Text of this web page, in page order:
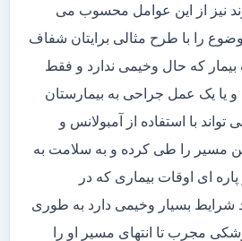
نیز از این عوامل محسوب می
را با طرح مثالی برایتان شفاف
که حال وخیمی ندارد و فقط
و یا یک عمل جراحی به بیمارستان
تواند با استفاده از آمبولانس و
مسیر را طی کرده و به سلامت به
ای اوقات بیماری که در
شرایط بسیار وخیمی دارد به طوری
مجرب تا انتهای مسیر او را